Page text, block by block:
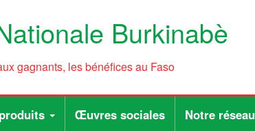
Burkinabè
gagnants, les bénéfices au Faso
Œuvres sociales Notre réseau